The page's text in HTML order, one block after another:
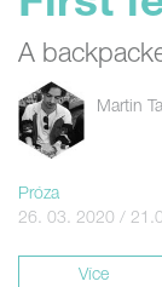
A
Martin
Próza
26. 03. 2020 /
Více